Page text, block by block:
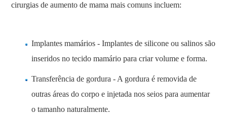
cirurgias de aumento de mama mais comuns incluem:
Implantes mamários - Implantes de silicone ou salinos são
inseridos no tecido mamário para criar volume e forma.
Transferência de gordura - A gordura é removida de
outras áreas do corpo e injetada nos seios para aumentar
o tamanho naturalmente.